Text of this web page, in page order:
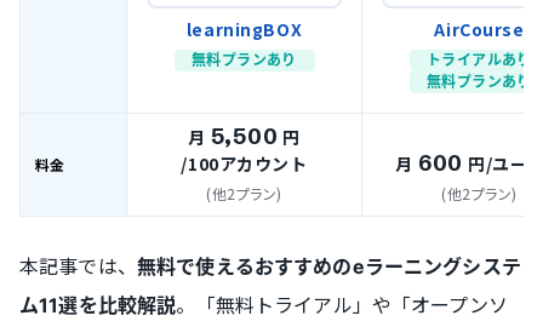
learningBOX
無料プランあり
AirCourse
トライアルあり
無料プランあり
料金
月 5,500 円
/100アカウント
(他2プラン)
月 600 円/ユー
(他2プラン)
本記事では、 無料で使えるおすすめのeラーニングシステ
ム11選を比較解説。「無料トライアル」や「オープンソ